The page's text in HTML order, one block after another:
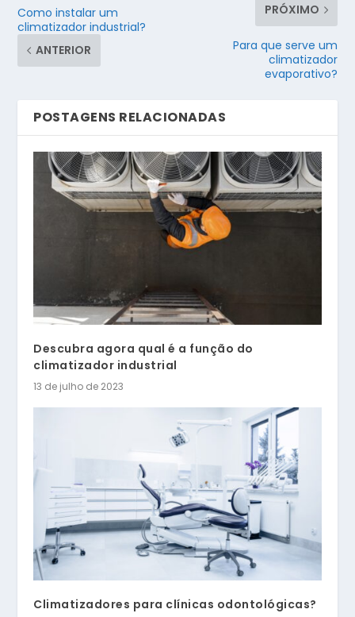
Como instalar um
climatizador industrial?
ANTERIOR
PRÓXIMO
Para que serve um
climatizador
evaporativo?
POSTAGENS RELACIONADAS
Descubra agora qual é a função do
climatizador industrial
13 de julho de 2023
Climatizadores para clínicas odontológicas?